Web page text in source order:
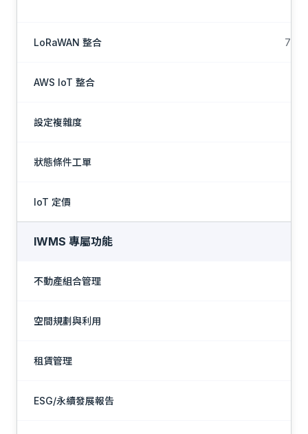
LoRaWAN 整合 7 家
AWS IoT 整合
設定複雜度
狀態條件工單
IoT 定價
IWMS 專屬功能
不動產組合管理
空間規劃與利用
租賃管理
ESG/永續發展報告